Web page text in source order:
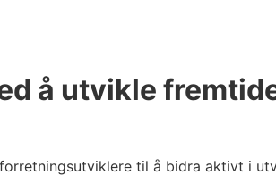
å utvikle
til å bidra aktivt i